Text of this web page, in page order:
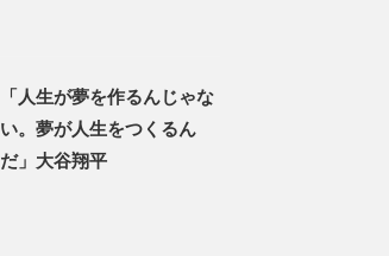
「人生が夢を作るんじゃな
い。夢が人生をつくるん
だ」大谷翔平